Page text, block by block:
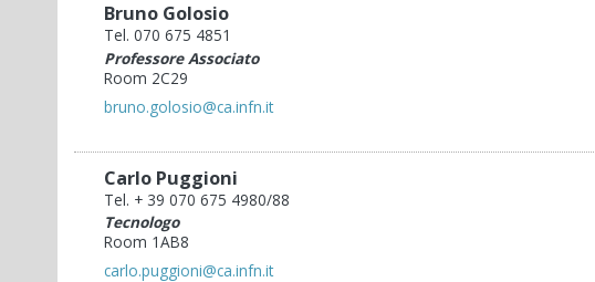
Bruno Golosio
Tel. 070 675 4851
Professore Associato
Room 2C29
bruno.golosio@ca.infn.it
Carlo Puggioni
Tel. + 39 070 675 4980/88
Tecnologo
Room 1AB8
carlo.puggioni@ca.infn.it